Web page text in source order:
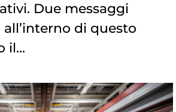
Due messaggi
di questo
il...